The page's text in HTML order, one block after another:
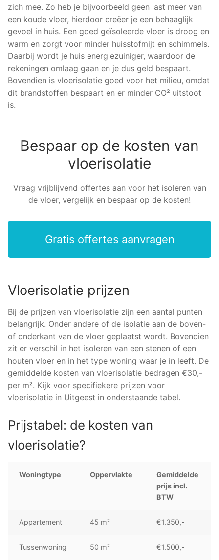
zich mee. Zo heb je bijvoorbeeld geen last meer van
een koude vloer, hierdoor creëer je een behaaglijk
gevoel in huis. Een goed geïsoleerde vloer is droog en
warm en zorgt voor minder huisstofmijt en schimmels.
Daarbij wordt je huis energiezuiniger, waardoor de
rekeningen omlaag gaan en je dus geld bespaart.
Bovendien is vloerisolatie goed voor het milieu, omdat
dit brandstoffen bespaart en er minder CO² uitstoot
is.
Bespaar op de kosten van
vloerisolatie
Vraag vrijblijvend offertes aan voor het isoleren van
de vloer, vergelijk en bespaar op de kosten!
Gratis offertes aanvragen
Vloerisolatie prijzen
Bij de prijzen van vloerisolatie zijn een aantal punten
belangrijk. Onder andere of de isolatie aan de boven-
of onderkant van de vloer geplaatst wordt. Bovendien
zit er verschil in het isoleren van een stenen of een
houten vloer en in het type woning waar je in leeft. De
gemiddelde kosten van vloerisolatie bedragen €30,-
per m². Kijk voor specifiekere prijzen voor
vloerisolatie in Uitgeest in onderstaande tabel.
Prijstabel: de kosten van
vloerisolatie?
Woningtype Oppervlakte
Gemiddelde
prijs incl.
BTW
Appartement 45 m² €1.350,-
Tussenwoning 50 m² €1.500,-